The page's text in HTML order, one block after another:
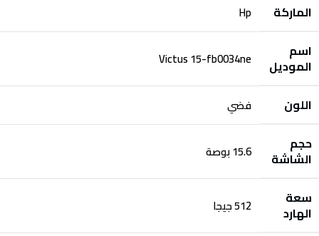
الماركة
Hp
اسم
الموديل Victus 15-fb0034ne
اللون فضي
حجم
الشاشة 15.6 بوصة
سعة
الهارد 512 جيجا